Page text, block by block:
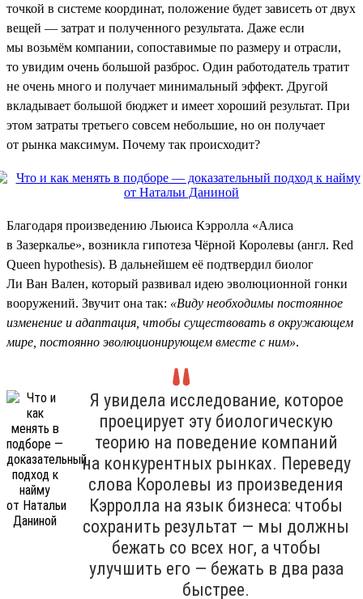
точкой в системе координат, положение будет зависеть от двух
вещей — затрат и полученного результата. Даже если
мы возьмём компании, сопоставимые по размеру и отрасли,
то увидим очень большой разброс. Один работодатель тратит
не очень много и получает минимальный эффект. Другой
вкладывает большой бюджет и имеет хороший результат. При
этом затраты третьего совсем небольшие, но он получает
от рынка максимум. Почему так происходит?
Благодаря произведению Льюиса Кэрролла «Алиса
в Зазеркалье», возникла гипотеза Чёрной Королевы (англ. Red
Queen hypothesis). В дальнейшем её подтвердил биолог
Ли Ван Вален, который развивал идею эволюционной гонки
вооружений. Звучит она так: «Виду необходимы постоянное
изменение и адаптация, чтобы существовать в окружающем
мире, постоянно эволюционирующем вместе с ним».
Я увидела исследование, которое
проецирует эту биологическую
теорию на поведение компаний
на конкурентных рынках. Переведу
слова Королевы из произведения
Кэрролла на язык бизнеса: чтобы
сохранить результат — мы должны
бежать со всех ног, а чтобы
улучшить его — бежать в два раза
быстрее.